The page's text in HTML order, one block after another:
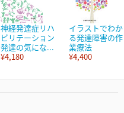
神経発達症リハ
ビリテーション
発達の気にな...
¥4,180
イラストでわか
る発達障害の作
業療法
¥4,400